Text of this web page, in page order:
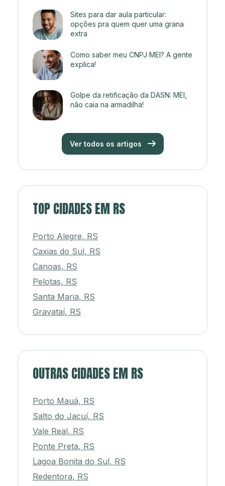
Sites para dar aula particular:
opções pra quem quer uma grana
extra
Como saber meu CNPJ MEI? A gente
explica!
Golpe da retificação da DASN: MEI,
não caia na armadilha!
Ver todos os artigos
TOP CIDADES EM RS
Porto Alegre, RS
Caxias do Sul, RS
Canoas, RS
Pelotas, RS
Santa Maria, RS
Gravataí, RS
OUTRAS CIDADES EM RS
Porto Mauá, RS
Salto do Jacuí, RS
Vale Real, RS
Ponte Preta, RS
Lagoa Bonita do Sul, RS
Redentora, RS